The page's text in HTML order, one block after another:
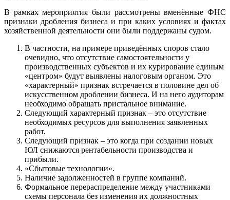
В рамках мероприятия были рассмотрены вменённые ФНС
признаки дробления бизнеса и при каких условиях и фактах
хозяйственной деятельности они были поддержаны судом.
В частности, на примере приведённых споров стало
очевидно, что отсутствие самостоятельности у
производственных субъектов и их курирование единым
«центром» будут выявлены налоговым органом. Это
«характерный» признак встречается в половине дел об
искусственном дроблении бизнеса. И на него аудиторам
необходимо обращать пристальное внимание.
Следующий характерный признак – это отсутствие
необходимых ресурсов для выполнения заявленных
работ.
Следующий признак – это когда при создании новых
ЮЛ снижаются рентабельности производства и
прибыли.
«Сбытовые технологии».
Наличие задолженностей в группе компаний.
Формальное перераспределение между участниками
схемы персонала без изменения их должностных